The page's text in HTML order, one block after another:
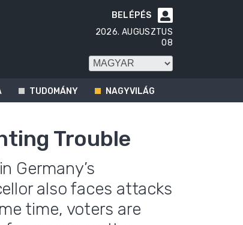

BELÉPÉS
2026. AUGUSZTUS
08
TUDOMÁNY NAGYVILÁG
Trouble
Germany’s
also faces attacks
time, voters are